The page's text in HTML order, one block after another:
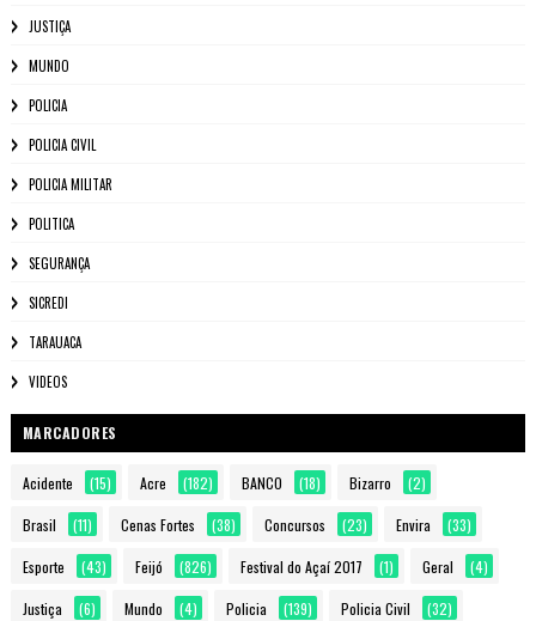
JUSTIÇA
MUNDO
POLICIA
POLICIA CIVIL
POLICIA MILITAR
POLITICA
SEGURANÇA
SICREDI
TARAUACA
VIDEOS
MARCADORES
Acidente (15) Acre (182) BANCO (18) Bizarro (2)
Brasil (11) Cenas Fortes (38) Concursos (23) Envira (33)
Esporte (43) Feijó (826) Festival do Açaí 2017 (1) Geral (4)
Justiça (6) Mundo (4) Policia (139) Policia Civil (32)